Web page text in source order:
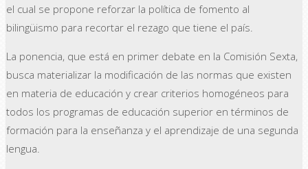
el cual se propone reforzar la política de fomento al
bilingüismo para recortar el rezago que tiene el país.
La ponencia, que está en primer debate en la Comisión Sexta,
busca materializar la modificación de las normas que existen
en materia de educación y crear criterios homogéneos para
todos los programas de educación superior en términos de
formación para la enseñanza y el aprendizaje de una segunda
lengua.